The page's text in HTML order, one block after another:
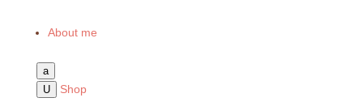
About me
a
U
Shop